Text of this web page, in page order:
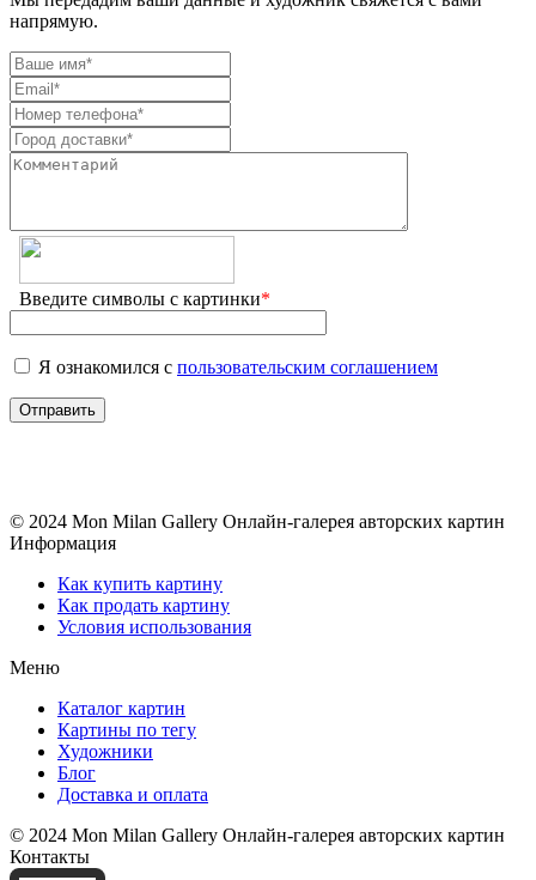
напрямую.
Введите символы с картинки*
Я ознакомился с пользовательским соглашением
© 2024 Mon Milan Gallery Онлайн-галерея авторских картин
Информация
Как купить картину
Как продать картину
Условия использования
Меню
Каталог картин
Картины по тегу
Художники
Блог
Доставка и оплата
© 2024 Mon Milan Gallery Онлайн-галерея авторских картин
Контакты